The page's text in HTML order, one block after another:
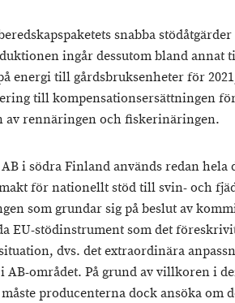
snabba stödåtgärder
ingår dessutom bland annat
energi till gårdsbruksenheter för
till kompensationsersättningen för
av rennäringen och fiskerinäringen.
i södra Finland används redan hela
för nationellt stöd till svin- och
som grundar sig på beslut av
EU-stödinstrument som det
dvs. det extraordinära
AB-området. På grund av villkoren i
producenterna dock ansöka om